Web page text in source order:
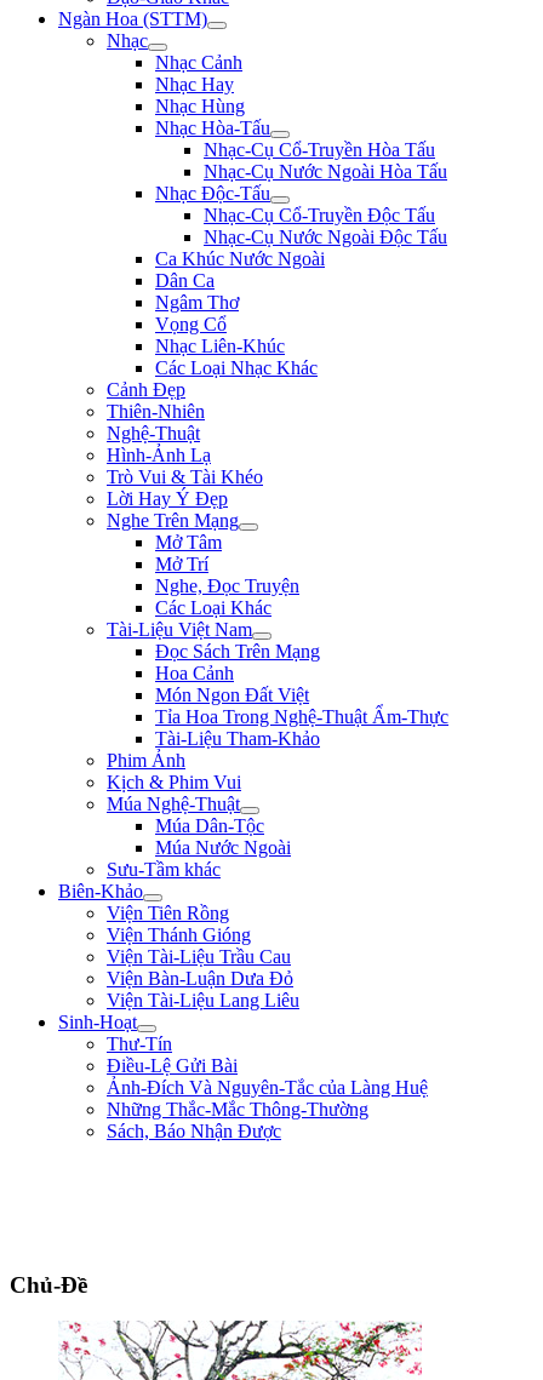
Ngàn Hoa (STTM)
Nhạc
Nhạc Cảnh
Nhạc Hay
Nhạc Hùng
Nhạc Hòa-Tấu
Nhạc-Cụ Cổ-Truyền Hòa Tấu
Nhạc-Cụ Nước Ngoài Hòa Tấu
Nhạc Độc-Tấu
Nhạc-Cụ Cổ-Truyền Độc Tấu
Nhạc-Cụ Nước Ngoài Độc Tấu
Ca Khúc Nước Ngoài
Dân Ca
Ngâm Thơ
Vọng Cổ
Nhạc Liên-Khúc
Các Loại Nhạc Khác
Cảnh Đẹp
Thiên-Nhiên
Nghệ-Thuật
Hình-Ảnh Lạ
Trò Vui & Tài Khéo
Lời Hay Ý Đẹp
Nghe Trên Mạng
Mở Tâm
Mở Trí
Nghe, Đọc Truyện
Các Loại Khác
Tài-Liệu Việt Nam
Đọc Sách Trên Mạng
Hoa Cảnh
Món Ngon Đất Việt
Tỉa Hoa Trong Nghệ-Thuật Ẩm-Thực
Tài-Liệu Tham-Khảo
Phim Ảnh
Kịch & Phim Vui
Múa Nghệ-Thuật
Múa Dân-Tộc
Múa Nước Ngoài
Sưu-Tầm khác
Biên-Khảo
Viện Tiên Rồng
Viện Thánh Gióng
Viện Tài-Liệu Trầu Cau
Viện Bàn-Luận Dưa Đỏ
Viện Tài-Liệu Lang Liêu
Sinh-Hoạt
Thư-Tín
Điều-Lệ Gửi Bài
Ảnh-Đích Và Nguyên-Tắc của Làng Huệ
Những Thắc-Mắc Thông-Thường
Sách, Báo Nhận Được
Chủ-Đề